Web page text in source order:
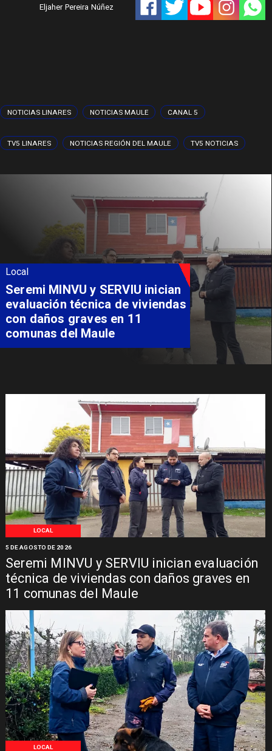
Eljaher Pereira Núñez
NOTICIAS LINARES NOTICIAS MAULE CANAL 5
TV5 LINARES NOTICIAS REGIÓN DEL MAULE TV5 NOTICIAS
LOCAL
Seremi MINVU y SERVIU inician evaluación
técnica de viviendas con daños graves en
11 comunas del Maule
5 DE AGOSTO DE 2026
LOCAL
Local
Fondo Orasmi entrega apoyo a
familia de Romeral para
costear alimentación
especializada de niño con
Síndrome de Intestino Corto